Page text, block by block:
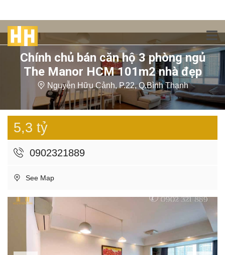
Chính chủ bán căn hộ 3 phòng ngủ
The Manor HCM 101m2 nhà đẹp
Nguyễn Hữu Cảnh, P.22, Q.Bình Thạnh
5,3 tỷ
0902321889
See Map